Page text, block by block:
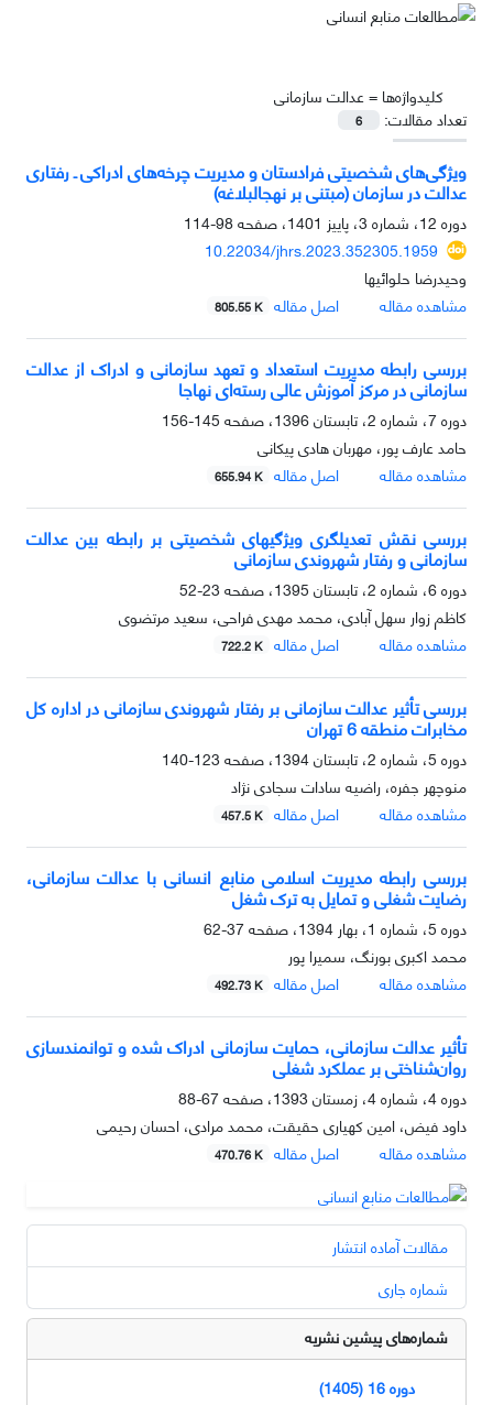
کلیدواژه‌ها =عدالت سازمانی
تعداد مقالات:
6
ویژگی‌های شخصیتی فرادستان و مدیریت چرخه‌های ادراکی ـ رفتاری
عدالت در سازمان (مبتنی بر نهج‏البلاغه)
دوره 12، شماره 3، پاییز 1401، صفحه
98-114
10.22034/jhrs.2023.352305.1959
وحیدرضا حلوائیها
مشاهده مقاله
اصل مقاله 805.55 K
بررسی رابطه مدیریت استعداد و تعهد سازمانی و ادراک از عدالت
سازمانی در مرکز آموزش عالی رسته‌ای نهاجا
دوره 7، شماره 2، تابستان 1396، صفحه
145-156
حامد عارف پور، مهربان هادی پیکانی
مشاهده مقاله
اصل مقاله 655.94 K
بررسی نقش تعدیل‏گری ویژگی‏های شخصیتی بر رابطه بین عدالت
سازمانی و رفتار شهروندی سازمانی
دوره 6، شماره 2، تابستان 1395، صفحه
23-52
کاظم زوار سهل آبادی، محمد مهدی فراحی، سعید مرتضوی
مشاهده مقاله
اصل مقاله 722.2 K
بررسی تأثیر عدالت سازمانی بر رفتار شهروندی سازمانی در اداره کل
مخابرات منطقه 6 تهران
دوره 5، شماره 2، تابستان 1394، صفحه
123-140
منوچهر جفره، راضیه سادات سجادی نژاد
مشاهده مقاله
اصل مقاله 457.5 K
بررسی رابطه مدیریت اسلامی منابع انسانی با عدالت سازمانی،
رضایت شغلی و تمایل به ترک شغل
دوره 5، شماره 1، بهار 1394، صفحه
37-62
محمد اکبری بورنگ، سمیرا پور
مشاهده مقاله
اصل مقاله 492.73 K
تأثیر عدالت سازمانی، حمایت سازمانی ادراک شده و توانمندسازی
روان‌شناختی بر عملکرد شغلی
دوره 4، شماره 4، زمستان 1393، صفحه
67-88
داود فیض، امین کهیاری حقیقت، محمد مرادی، احسان رحیمی
مشاهده مقاله
اصل مقاله 470.76 K
مقالات آماده انتشار
شماره جاری
شماره‌های پیشین نشریه
دوره 16 (1405)